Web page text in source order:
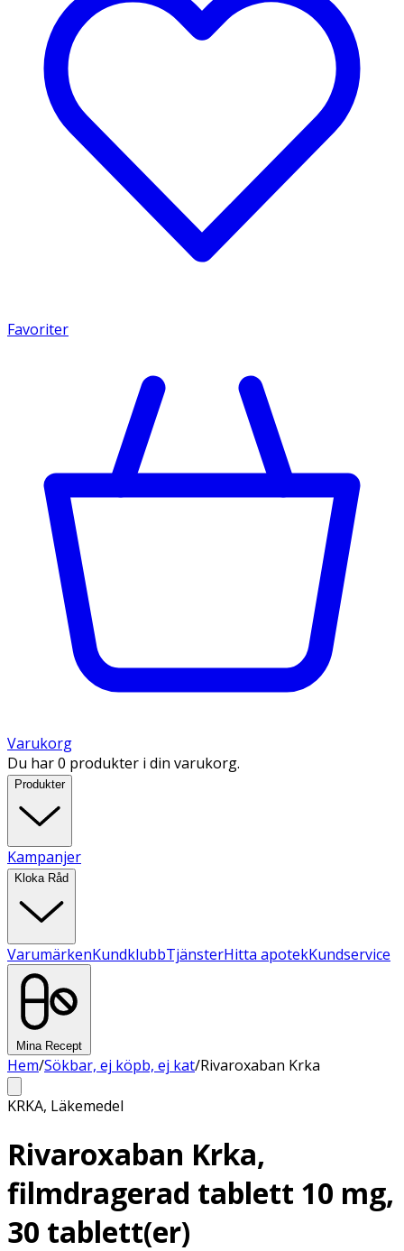
Favoriter
Varukorg
Du har 0 produkter i din varukorg.
Produkter
Kampanjer
Kloka Råd
VarumärkenKundklubbTjänsterHitta apotekKundservice
Mina Recept
Hem/Sökbar, ej köpb, ej kat/Rivaroxaban Krka
KRKA, Läkemedel
Rivaroxaban Krka,
filmdragerad tablett 10 mg,
30 tablett(er)